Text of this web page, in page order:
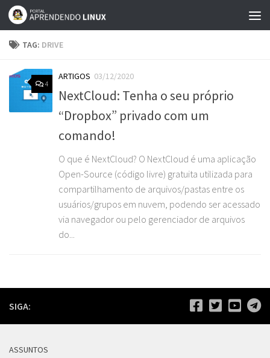
Skip to content
TAG: DRIVE
4
ARTIGOS 03/12/2020
NextCloud: Tenha o seu próprio
“Dropbox” privado com um
comando!
O que é NextCloud? O NextCloud é uma aplicação
Open-Source (código livre) gratuita utilizada para
compartilhamento de arquivos/pastas entre os
usuários/grupos em nuvem, podendo ser acessado
via navegador ou pelo gerenciador de arquivos
do...
SIGA:
ASSUNTOS